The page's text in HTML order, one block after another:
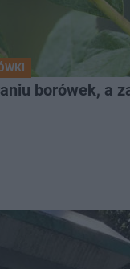
borówek, a